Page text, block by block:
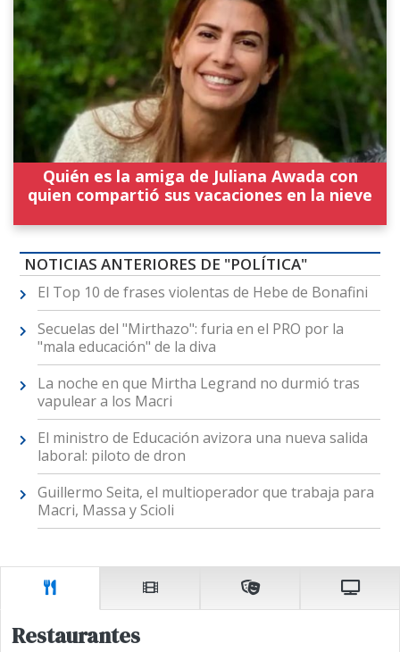
Quién es la amiga de Juliana Awada con
quien compartió sus vacaciones en la nieve
NOTICIAS ANTERIORES DE "POLÍTICA"
El Top 10 de frases violentas de Hebe de Bonafini
Secuelas del "Mirthazo": furia en el PRO por la
"mala educación" de la diva
La noche en que Mirtha Legrand no durmió tras
vapulear a los Macri
El ministro de Educación avizora una nueva salida
laboral: piloto de dron
Guillermo Seita, el multioperador que trabaja para
Macri, Massa y Scioli
Restaurantes